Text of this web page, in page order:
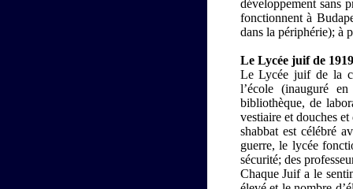
développement sans
fonctionnent à
dans la périphérie); à
Le Lycée juif de
Le Lycée juif de la
l’école (inauguré
bibliothèque, de
vestiaire et douches
shabbat est célébré
guerre, le lycée
sécurité; des
Chaque Juif a le